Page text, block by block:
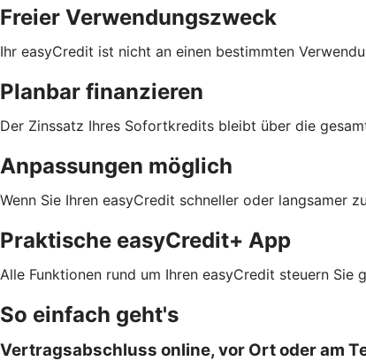
Freier Verwendungszweck
Ihr easyCredit ist nicht an einen bestimmten
Planbar finanzieren
Der Zinssatz Ihres Sofortkredits bleibt über die
Anpassungen möglich
Wenn Sie Ihren easyCredit schneller oder langsamer
Praktische easyCredit+ App
Alle Funktionen rund um Ihren easyCredit steuern
So einfach geht's
Vertragsabschluss online, vor Ort oder am